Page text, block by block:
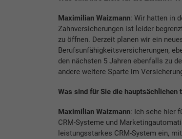
Maximilian Waizmann: Wir hatten in
Zahnversicherungen ist leider
zu öffnen. Derzeit planen wir ein
Berufsunfähigkeitsversicherungen,
den nächsten 5 Jahren ebenfalls zu
andere weitere Sparte im
Was sind für Sie die hauptsächlichen
Maximilian Waizmann: Ich sehe hier
CRM-Systeme und
leistungsstarkes CRM-System ein,